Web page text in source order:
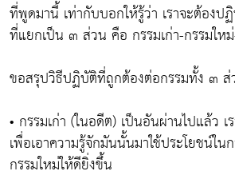
ที่พูดมานี้ เท่ากับบอกให้รู้ว่า เราจะต้องป
ที่แยกเป็น ๓ ส่วน คือ กรรมเก่า-กรรมให
ขอสรุปวิธีปฏิบัติที่ถูกต้องต่อกรรมทั้ง ๓ ส่
• กรรมเก่า (ในอดีต) เป็นอันผ่านไปแล้ว เ
เพื่อเอาความรู้จักมันนั้นมาใช้ประโยชน์ใน
กรรมใหม่ให้ดียิ่งขึ้น